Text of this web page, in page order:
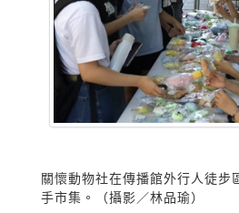
關懷動物社在傳播館外行人徒步
手市集。（攝影／林品瑜）